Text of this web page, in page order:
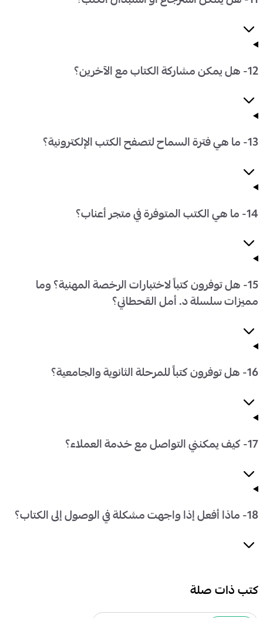
12- هل يمكن مشاركة الكتاب مع الآخرين؟
13- ما هي فترة السماح لتصفح الكتب الإلكترونية؟
14- ما هي الكتب المتوفرة في متجر أعناب؟
15- هل توفرون كتباً لاختبارات الرخصة المهنية؟ وما
مميزات سلسلة د. أمل القحطاني؟
16- هل توفرون كتباً للمرحلة الثانوية والجامعية؟
17- كيف يمكنني التواصل مع خدمة العملاء؟
18- ماذا أفعل إذا واجهت مشكلة في الوصول إلى الكتاب؟
كتب ذات صلة